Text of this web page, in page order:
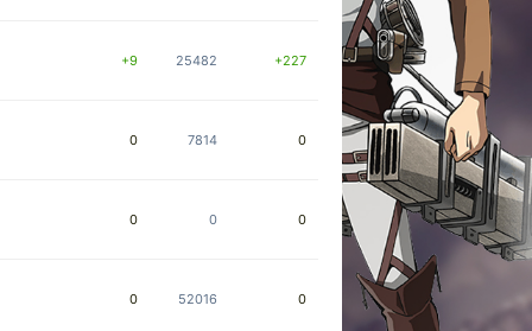
+9 25482 +227
0 7814 0
0 0 0
0 52016 0